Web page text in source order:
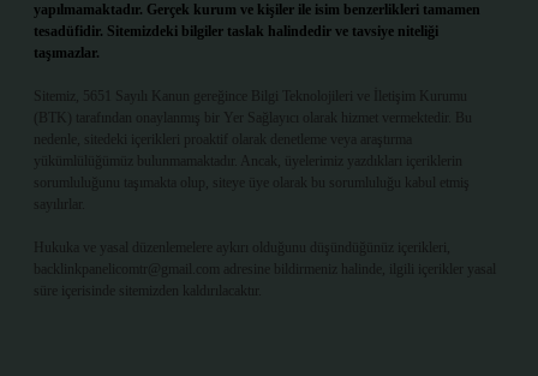
yapılmamaktadır. Gerçek kurum ve kişiler ile isim benzerlikleri tamamen
tesadüfidir. Sitemizdeki bilgiler taslak halindedir ve tavsiye niteliği
taşımazlar.
Sitemiz, 5651 Sayılı Kanun gereğince Bilgi Teknolojileri ve İletişim Kurumu
(BTK) tarafından onaylanmış bir Yer Sağlayıcı olarak hizmet vermektedir. Bu
nedenle, sitedeki içerikleri proaktif olarak denetleme veya araştırma
yükümlülüğümüz bulunmamaktadır. Ancak, üyelerimiz yazdıkları içeriklerin
sorumluluğunu taşımakta olup, siteye üye olarak bu sorumluluğu kabul etmiş
sayılırlar.
Hukuka ve yasal düzenlemelere aykırı olduğunu düşündüğünüz içerikleri,
backlinkpanelicomtr@gmail.com
adresine bildirmeniz halinde, ilgili içerikler yasal
süre içerisinde sitemizden kaldırılacaktır.